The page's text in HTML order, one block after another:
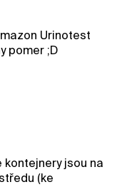
Urinotest
pomer ;D
jsou na
(ke